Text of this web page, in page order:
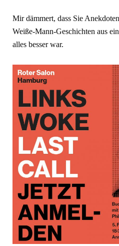
Mir dämmert, dass Sie
Weiße-Mann-Geschichten aus
alles besser war.